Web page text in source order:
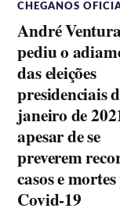
CHEGANOS
André
pediu o
das eleições
presidenciais
janeiro de
apesar de se
preverem
casos e
Covid-19